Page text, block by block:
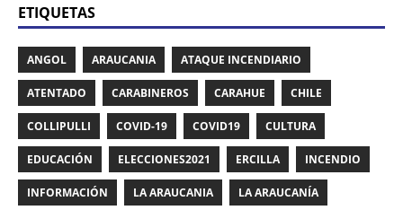
ETIQUETAS
ANGOL ARAUCANIA ATAQUE INCENDIARIO
ATENTADO CARABINEROS CARAHUE CHILE
COLLIPULLI COVID-19 COVID19 CULTURA
EDUCACIÓN ELECCIONES2021 ERCILLA INCENDIO
INFORMACIÓN LA ARAUCANIA LA ARAUCANÍA